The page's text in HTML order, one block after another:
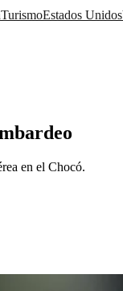
TurismoEstados Unidos
en el Chocó.